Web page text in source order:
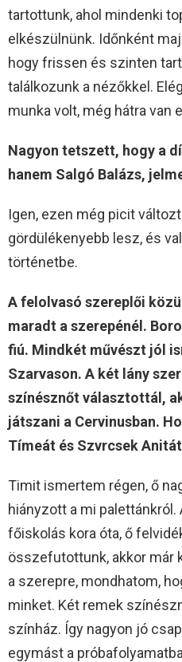
tartottunk, ahol mindenki
elkészülnünk. Időnként
hogy frissen és szinten
találkozunk a nézőkkel.
munka volt, még hátra van
Nagyon tetszett, hogy a
hanem Salgó Balázs,
Igen, ezen még picit
gördülékenyebb lesz, és
történetbe.
A felolvasó szereplői
maradt a szerepénél.
fiú. Mindkét művészt jól
Szarvason. A két lány
színésznőt választottál,
játszani a Cervinusban.
Tímeát és Szvrcsek Anitát
Timit ismertem régen, ő
hiányzott a mi
főiskolás kora óta, ő
összefutottunk, akkor már
a szerepre, mondhatom,
minket. Két remek
színház. Így nagyon jó
egymást a